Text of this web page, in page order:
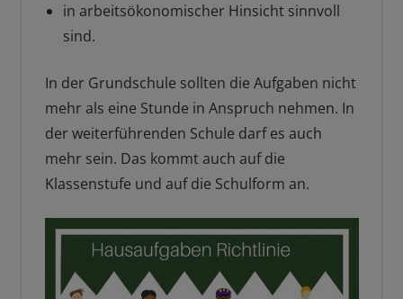
in arbeitsökonomischer Hinsicht sinnvoll
sind.
In der Grundschule sollten die Aufgaben nicht
mehr als eine Stunde in Anspruch nehmen. In
der weiterführenden Schule darf es auch
mehr sein. Das kommt auch auf die
Klassenstufe und auf die Schulform an.